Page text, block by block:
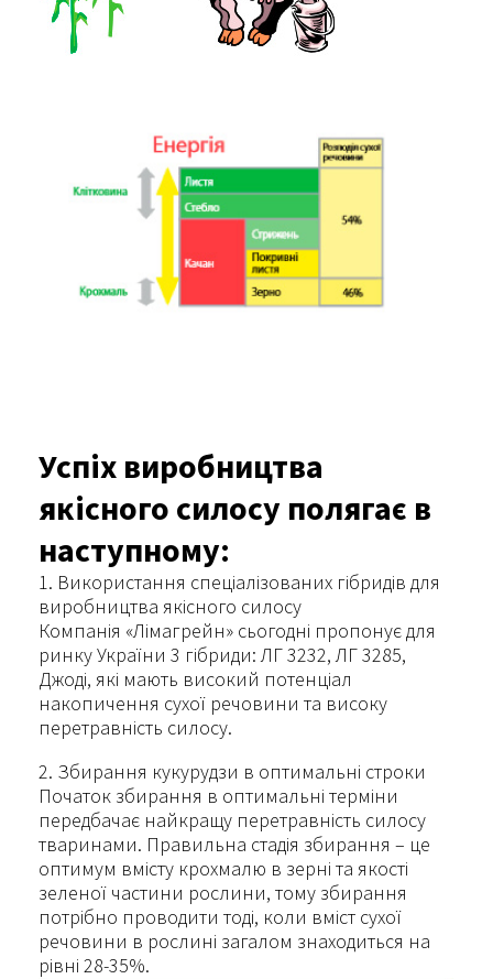
Успіх виробництва
якісного силосу полягає в
наступному:
1. Використання спеціалізованих гібридів для
виробництва якісного силосу
Компанія «Лімагрейн» сьогодні пропонує для
ринку України 3 гібриди: ЛГ 3232, ЛГ 3285,
Джоді, які мають високий потенціал
накопичення сухої речовини та високу
перетравність силосу.
2. Збирання кукурудзи в оптимальні строки
Початок збирання в оптимальні терміни
передбачає найкращу перетравність силосу
тваринами. Правильна стадія збирання – це
оптимум вмісту крохмалю в зерні та якості
зеленої частини рослини, тому збирання
потрібно проводити тоді, коли вміст сухої
речовини в рослині загалом знаходиться на
рівні 28-35%.